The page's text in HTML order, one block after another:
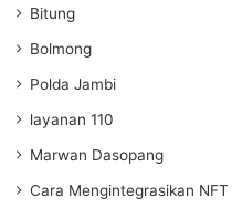
Bitung
Bolmong
Polda Jambi
layanan 110
Marwan Dasopang
Cara Mengintegrasikan NFT